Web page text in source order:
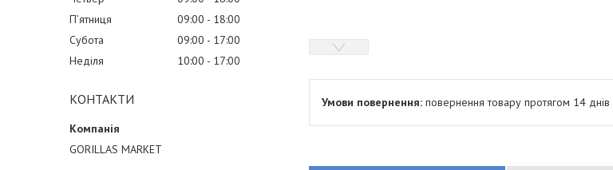
Пʼятниця
09:00
18:00
Субота
09:00
17:00
Неділя
10:00 17:00
КОНТАКТИ
GORILLAS MARKET
повернення товару протягом 14 днів